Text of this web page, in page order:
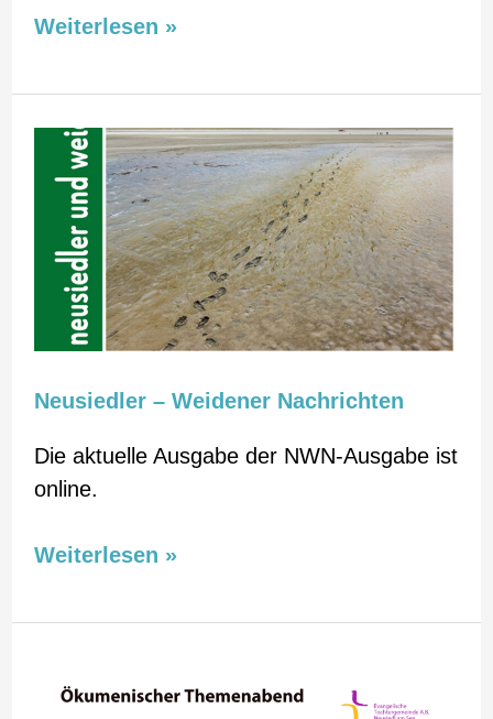
Weiterlesen »
Neusiedler – Weidener Nachrichten
Die aktuelle Ausgabe der NWN-Ausgabe ist
online.
Neusiedler
Weidener
Nachrichten
Weiterlesen »
„Wie